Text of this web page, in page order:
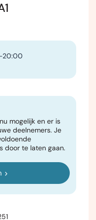
mogelijk en er is
deelnemers. Je
door te laten gaan.